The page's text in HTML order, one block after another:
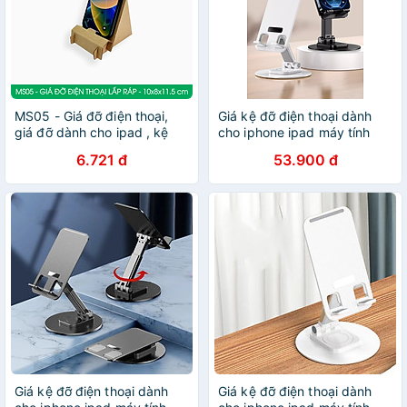
MS05 - Giá đỡ điện thoại,
giá đỡ dành cho ipad , kệ
lắp ráp bằng giấy siêu cứng
hàng chính hãng
6.721 đ
Giá kệ đỡ điện thoại dành
cho iphone ipad máy tính
điều chỉnh nhiều nấc độ cao
- Hàng chính hãng
53.900 đ
Giá kệ đỡ điện thoại dành
Giá kệ đỡ điện thoại dành